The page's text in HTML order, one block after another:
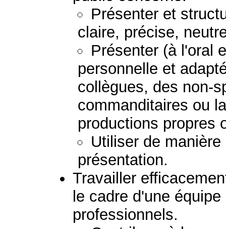
Présenter et
claire, précise,
Présenter (à l'oral
personnelle et
collègues, des non-
commanditaires ou
productions propres
Utiliser de
présentation.
Travailler
le cadre d'une
professionnels.